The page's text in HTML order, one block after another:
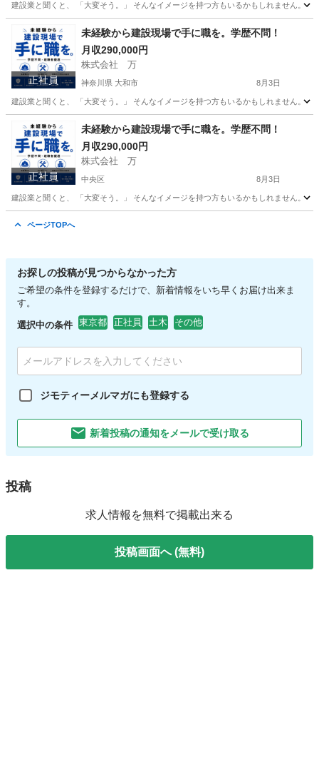
建設業と聞くと、 「大変そう。」 そんなイメージを持つ方もいるかもしれません。
東京 品川区 その他 未経験
正社員
未経験から建設現場で手に職を。学歴不問！
月収290,000円
株式会社 万
神奈川県 大和市 8月3日
建設業と聞くと、 「大変そう。」 そんなイメージを持つ方もいるかもしれません。
神奈川 大和市 その他
正社員
未経験から建設現場で手に職を。学歴不問！
月収290,000円
株式会社 万
中央区 8月3日
建設業と聞くと、 「大変そう。」 そんなイメージを持つ方もいるかもしれません。
ページTOPへ
お探しの投稿が見つからなかった方
ご希望の条件を登録するだけで、新着情報をいち早くお届け出来ま
す。
選択中の条件 東京都 正社員 土木 その他
ジモティーメルマガにも登録する
新着投稿の通知をメールで受け取る
投稿
求人情報を無料で掲載出来る
投稿画面へ (無料)